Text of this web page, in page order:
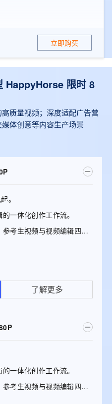
立即购买
HappyHorse 限时 8
质量视频；深度适配广告营
体创意等内容生产场景
。
一体化创作工作流。
涵盖文生视频、图生视频、参考生视频与视频编辑四大能力
了解更多
一体化创作工作流。
涵盖文生视频、图生视频、参考生视频与视频编辑四大能力。